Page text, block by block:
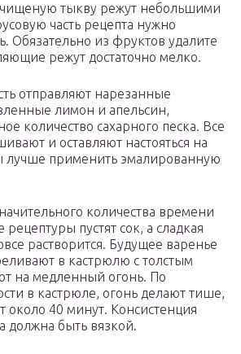
чищеную тыкву режут небольшими
часть рецепта нужно
Обязательно из фруктов удалите
режут достаточно мелко.
отправляют нарезанные
лимон и апельсин,
количество сахарного песка. Все
и оставляют настояться на
лучше применить эмалированную
количества времени
пустят сок, а сладкая
растворится. Будущее варенье
в кастрюлю с толстым
на медленный огонь. По
в кастрюле, огонь делают тише,
около 40 минут. Консистенция
должна быть вязкой.